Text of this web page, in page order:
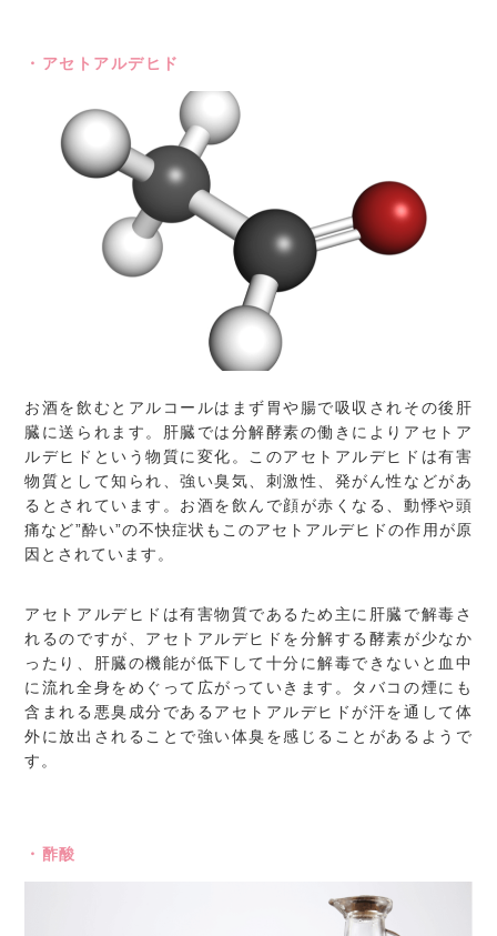
・アセトアルデヒド
お酒を飲むとアルコールはまず胃や腸で吸収されその後肝
臓に送られます。肝臓では分解酵素の働きによりアセトア
ルデヒドという物質に変化。このアセトアルデヒドは有害
物質として知られ、強い臭気、刺激性、発がん性などがあ
るとされています。お酒を飲んで顔が赤くなる、動悸や頭
痛など”酔い”の不快症状もこのアセトアルデヒドの作用が原
因とされています。
アセトアルデヒドは有害物質であるため主に肝臓で解毒さ
れるのですが、アセトアルデヒドを分解する酵素が少なか
ったり、肝臓の機能が低下して十分に解毒できないと血中
に流れ全身をめぐって広がっていきます。タバコの煙にも
含まれる悪臭成分であるアセトアルデヒドが汗を通して体
外に放出されることで強い体臭を感じることがあるようで
す。
・酢酸